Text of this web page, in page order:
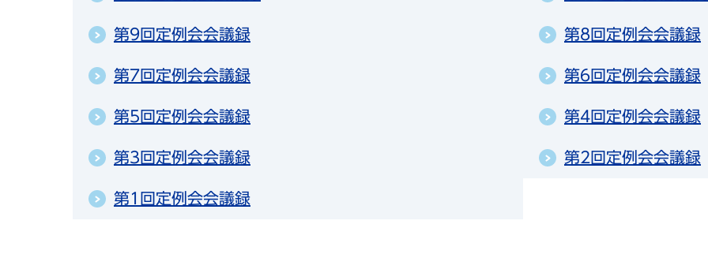
第9回定例会会議録 第8回定例会会議録
第7回定例会会議録 第6回定例会会議録
第5回定例会会議録 第4回定例会会議録
第3回定例会会議録 第2回定例会会議録
第1回定例会会議録